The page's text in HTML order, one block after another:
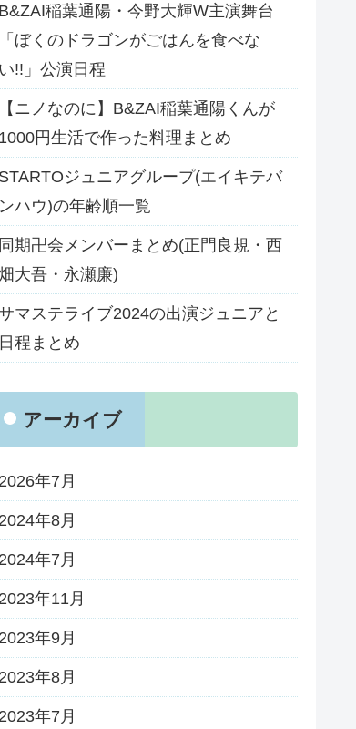
B&ZAI稲葉通陽・今野大輝W主演舞台
「ぼくのドラゴンがごはんを食べな
い!!」公演日程
【ニノなのに】B&ZAI稲葉通陽くんが
1000円生活で作った料理まとめ
STARTOジュニアグループ(エイキテバ
ンハウ)の年齢順一覧
同期卍会メンバーまとめ(正門良規・西
大吾・永瀬廉)
マステライブ2024の出演ジュニアと
日程まとめ
アーカイブ
2026年7月
2024年8月
2024年7月
2023年11月
2023年9月
2023年8月
2023年7月